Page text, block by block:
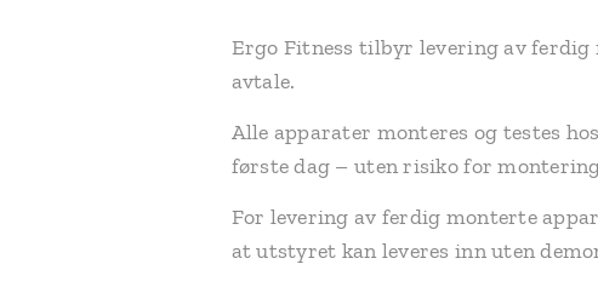
Ergo Fitness tilbyr levering av
avtale.
Alle apparater monteres og testes
første dag – uten risiko for
For levering av ferdig monterte
at utstyret kan leveres inn uten